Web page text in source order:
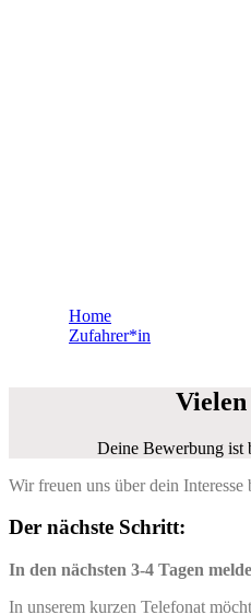
Home
Zufahrer*in
Deine Bewerbung ist
Wir freuen uns über dein
Der nächste Schritt:
In den nächsten 3-4 Tagen
In unserem kurzen Telefonat